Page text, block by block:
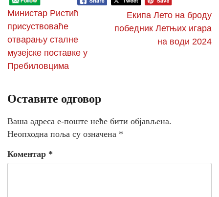
Министар Ристић
присуствоваће
отварању сталне
музејске поставке у
Пребиловцима
Екипа Лето на броду
победник Летњих игара
на води 2024
Оставите одговор
Ваша адреса е-поште неће бити објављена.
Неопходна поља су означена *
Коментар *